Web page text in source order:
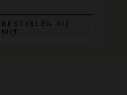
BESTELLEN SIE
MIT